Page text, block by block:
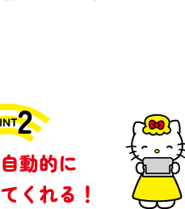
自動的に
くれる！